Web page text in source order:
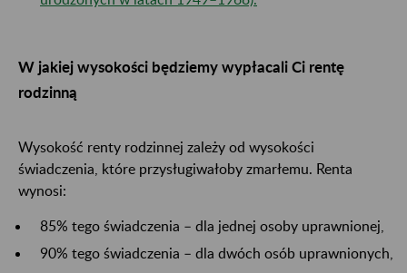
W jakiej wysokości będziemy wypłacali Ci rentę
rodzinną
Wysokość renty rodzinnej zależy od wysokości
świadczenia, które przysługiwałoby zmarłemu. Renta
wynosi:
85% tego świadczenia – dla jednej osoby uprawnionej,
90% tego świadczenia – dla dwóch osób uprawnionych,